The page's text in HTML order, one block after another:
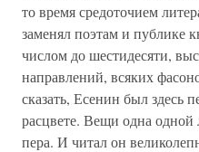
то время средоточием
заменял поэтам и
числом до шестидесяти,
направлений, всяких
сказать, Есенин был
расцвете. Вещи одна
пера. И читал он